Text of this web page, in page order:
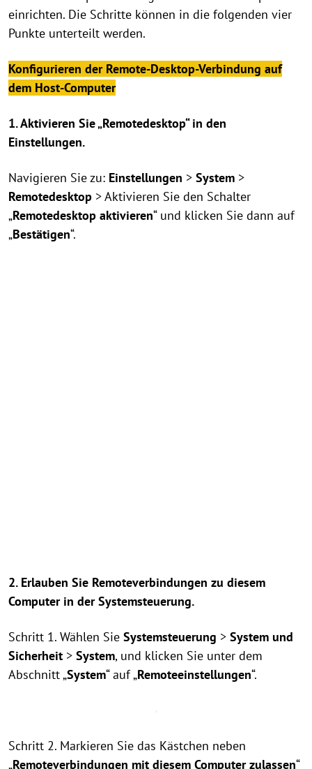
einrichten. Die Schritte können in die folgenden vier
Punkte unterteilt werden.
Konfigurieren der Remote-Desktop-Verbindung auf
dem Host-Computer
1. Aktivieren Sie „Remotedesktop“ in den
Einstellungen.
Navigieren Sie zu: Einstellungen > System >
Remotedesktop > Aktivieren Sie den Schalter
„Remotedesktop aktivieren“ und klicken Sie dann auf
„Bestätigen“.
2. Erlauben Sie Remoteverbindungen zu diesem
Computer in der Systemsteuerung.
Schritt 1. Wählen Sie Systemsteuerung > System und
Sicherheit > System, und klicken Sie unter dem
Abschnitt „System“ auf „Remoteeinstellungen“.
Schritt 2. Markieren Sie das Kästchen neben
„Remoteverbindungen mit diesem Computer zulassen“